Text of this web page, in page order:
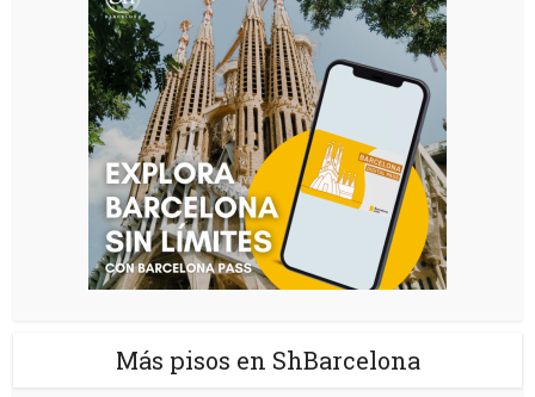
Más pisos en ShBarcelona